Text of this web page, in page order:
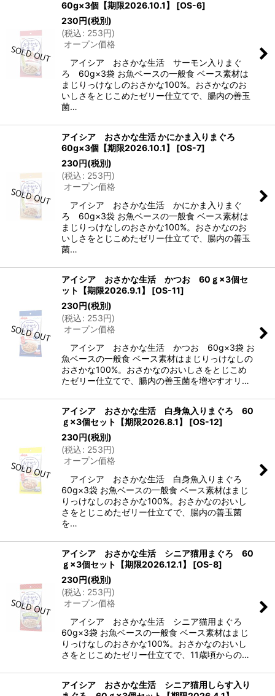
60g×3個【期限2026.10.1】 [OS-6]
230円(税別)
(税込: 253円)
オープン価格
アイシア おさかな生活 サーモン入りまぐ
ろ 60g×3袋 お魚ベースの一般食 ベース素材は
まじりっけなしのおさかな100%。おさかなのお
いしさをとじこめたゼリー仕立てで、腸内の善玉
菌…
アイシア おさかな生活 かにかま入りまぐろ
60g×3個【期限2026.10.1】
[OS-7]
230円(税別)
(税込: 253円)
オープン価格
アイシア おさかな生活 かにかま入りまぐ
ろ 60g×3袋 お魚ベースの一般食 ベース素材は
まじりっけなしのおさかな100%。おさかなのお
いしさをとじこめたゼリー仕立てで、腸内の善玉
菌…
アイシア おさかな生活 かつお 60ｇ×3個セ
ット【期限2026.9.1】
[OS-11]
230円(税別)
(税込: 253円)
オープン価格
アイシア おさかな生活 かつお 60g×3袋 お
魚ベースの一般食 ベース素材はまじりっけなしの
おさかな100%。おさかなのおいしさをとじこめ
たゼリー仕立てで、腸内の善玉菌を増やすオリ…
アイシア おさかな生活 白身魚入りまぐろ 60
ｇ×3個セット【期限2026.8.1】
[OS-12]
230円(税別)
(税込: 253円)
オープン価格
アイシア おさかな生活 白身魚入りまぐろ
60g×3袋 お魚ベースの一般食 ベース素材はまじ
りっけなしのおさかな100%。おさかなのおいし
さをとじこめたゼリー仕立てで、腸内の善玉菌
を…
アイシア おさかな生活 シニア猫用まぐろ 60
ｇ×3個セット【期限2026.12.1】
[OS-8]
230円(税別)
(税込: 253円)
オープン価格
アイシア おさかな生活 シニア猫用まぐろ
60g×3袋 お魚ベースの一般食 ベース素材はまじ
りっけなしのおさかな100%。おさかなのおいし
さをとじこめたゼリー仕立てで、11歳頃からの…
アイシア おさかな生活 シニア猫用しらす入り